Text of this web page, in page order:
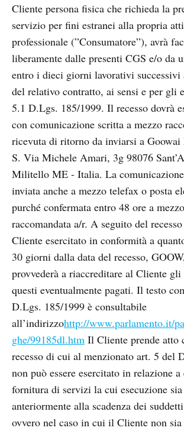
Cliente persona fisica che richieda la
servizio per fini estranei alla propria
professionale (”Consumatore”), avrà
liberamente dalle presenti CGS e/o da
entro i dieci giorni lavorativi successivi
del relativo contratto, ai sensi e per gli
5.1 D.Lgs. 185/1999. Il recesso dovrà
con comunicazione scritta a mezzo
ricevuta di ritorno da inviarsi a
S. Via Michele Amari, 3g 98076
Militello ME - Italia. La comunicazione
inviata anche a mezzo telefax o posta
purché confermata entro 48 ore a
raccomandata a/r. A seguito del
Cliente esercitato in conformità a
30 giorni dalla data del recesso,
provvederà a riaccreditare al Cliente
questi eventualmente pagati. Il testo
D.Lgs. 185/1999 è consultabile
all’indirizzohttp://www.parlamento.it/
ghe/99185dl.htm Il Cliente prende
recesso di cui al menzionato art. 5 del
non può essere esercitato in relazione
fornitura di servizi la cui esecuzione
anteriormente alla scadenza dei
ovvero nel caso in cui il Cliente non